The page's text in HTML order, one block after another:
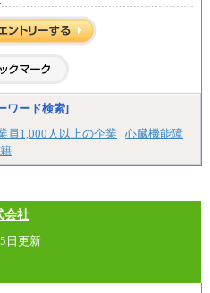
ワード検索]
員1,000人以上の企業
心臓機能障
会社
日更新